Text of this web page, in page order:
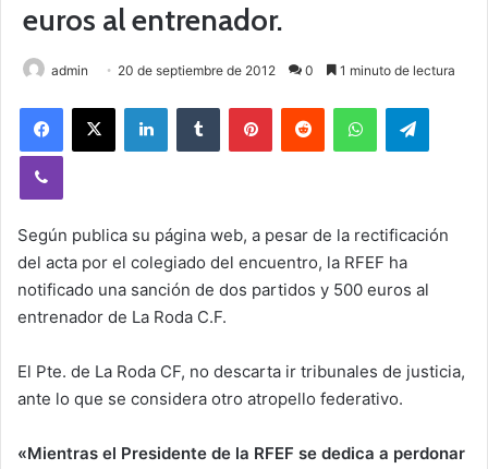
euros al entrenador.
admin 20 de septiembre de 2012 0 1 minuto de lectura
Según publica su página web, a pesar de la rectificación
del acta por el colegiado del encuentro, la RFEF ha
notificado una sanción de dos partidos y 500 euros al
entrenador de La Roda C.F.
El Pte. de La Roda CF, no descarta ir tribunales de justicia,
ante lo que se considera otro atropello federativo.
«Mientras el Presidente de la RFEF se dedica a perdonar